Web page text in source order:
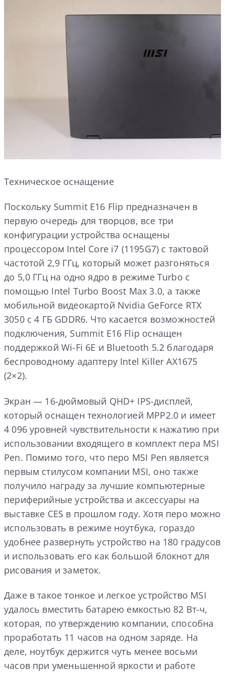
Техническое оснащение
Поскольку Summit E16 Flip предназначен в
первую очередь для творцов, все три
конфигурации устройства оснащены
процессором Intel Core i7 (1195G7) с тактовой
частотой 2,9 ГГц, который может разгоняться
до 5,0 ГГц на одно ядро в режиме Turbo с
помощью Intel Turbo Boost Max 3.0, а также
мобильной видеокартой Nvidia GeForce RTX
3050 с 4 ГБ GDDR6. Что касается возможностей
подключения, Summit E16 Flip оснащен
поддержкой Wi-Fi 6E и Bluetooth 5.2 благодаря
беспроводному адаптеру Intel Killer AX1675
(2×2).
Экран — 16-дюймовый QHD+ IPS-дисплей,
который оснащен технологией MPP2.0 и имеет
4 096 уровней чувствительности к нажатию при
использовании входящего в комплект пера MSI
Pen. Помимо того, что перо MSI Pen является
первым стилусом компании MSI, оно также
получило награду за лучшие компьютерные
периферийные устройства и аксессуары на
выставке CES в прошлом году. Хотя перо можно
использовать в режиме ноутбука, гораздо
удобнее развернуть устройство на 180 градусов
и использовать его как большой блокнот для
рисования и заметок.
Даже в такое тонкое и легкое устройство MSI
удалось вместить батарею емкостью 82 Вт-ч,
которая, по утверждению компании, способна
проработать 11 часов на одном заряде. На
деле, ноутбук держится чуть менее восьми
часов при уменьшенной яркости и работе